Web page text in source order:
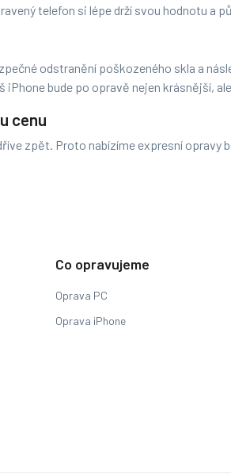
telefon si lépe drží svou hodnotu a
odstranění poškozeného skla a
iPhone bude po opravě nejen krásnější,
cenu
zpět. Proto nabízíme expresní opravy
Co opravujeme
Oprava PC
Oprava iPhone